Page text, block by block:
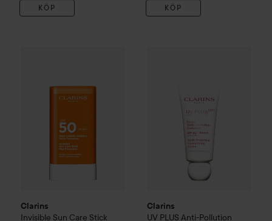
KÖP KÖP
Clarins
Invisible Sun Care Stick
Clarins
UV PLUS Anti-Pollution